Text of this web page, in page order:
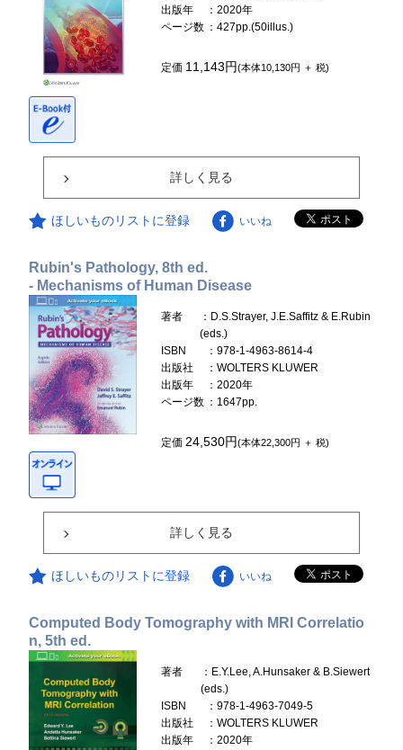
出版年
：2020年
ページ数 ：427pp.(50illus.)
定価 11,143円(本体10,130円 ＋ 税)
詳しく見る
ほしいものリストに登録 いいね
Rubin's Pathology, 8th ed.
- Mechanisms of Human Disease
著者
：D.S.Strayer, J.E.Saffitz & E.Rubin
(eds.)
ISBN
：978-1-4963-8614-4
出版社
：WOLTERS KLUWER
出版年
：2020年
ページ数 ：1647pp.
定価24,530円(本体22,300円 ＋ 税)
詳しく見る
ほしいものリストに登録 いいね
Computed Body Tomography with MRI Correlatio
n, 5th ed.
著者
：E.Y.Lee, A.Hunsaker & B.Siewert
(eds.)
ISBN
：978-1-4963-7049-5
出版社
：WOLTERS KLUWER
出版年
：2020年